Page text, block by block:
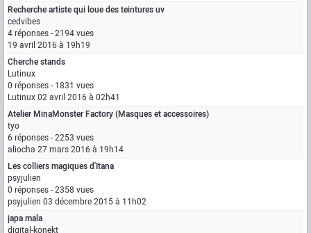
Recherche artiste qui loue des teintures uv
cedvibes
4 réponses - 2194 vues
19 avril 2016 à 19h19
Cherche stands
Lutinux
0 réponses - 1831 vues
Lutinux02 avril 2016 à 02h41
Atelier MinaMonster Factory (Masques et accessoires)
tyo
6 réponses - 2253 vues
aliocha 27 mars 2016 à 19h14
Les colliers magiques d'Itana
psyjulien
0 réponses - 2358 vues
psyjulien 03 décembre 2015 à 11h02
japa mala
digital-konekt